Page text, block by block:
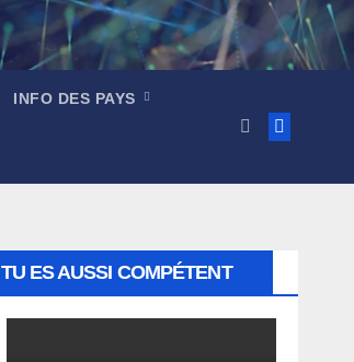
INFO DES PAYS
TU ES AUSSI COMPÉTENT